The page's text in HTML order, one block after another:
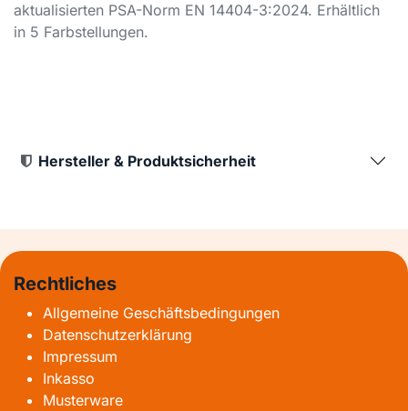
aktualisierten PSA-Norm EN 14404-3:2024. Erhältlich
in 5 Farbstellungen.
Hersteller & Produktsicherheit
Rechtliches
Allgemeine Geschäftsbedingungen
Datenschutzerklärung
Impressum
Inkasso
Musterware